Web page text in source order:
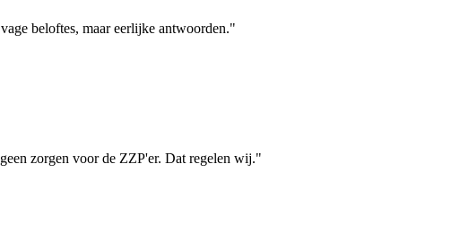
beloftes, maar eerlijke antwoorden."
zorgen voor de ZZP'er. Dat regelen wij."